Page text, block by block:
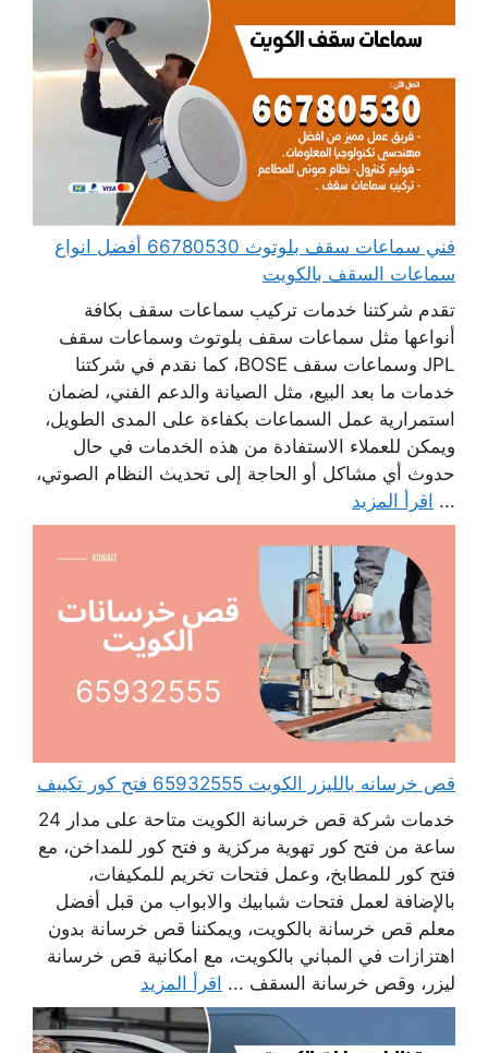
فني سماعات سقف بلوتوث 66780530 أفضل انواع
سماعات السقف بالكويت
تقدم شركتنا خدمات تركيب سماعات سقف بكافة
أنواعها مثل سماعات سقف بلوتوث وسماعات سقف
JPL وسماعات سقف BOSE، كما نقدم في شركتنا
خدمات ما بعد البيع، مثل الصيانة والدعم الفني، لضمان
استمرارية عمل السماعات بكفاءة على المدى الطويل،
ويمكن للعملاء الاستفادة من هذه الخدمات في حال
حدوث أي مشاكل أو الحاجة إلى تحديث النظام الصوتي،
... اقرأ المزيد
قص خرسانه بالليزر الكويت 65932555 فتح كور تكييف
خدمات شركة قص خرسانة الكويت متاحة على مدار 24
ساعة من فتح كور تهوية مركزية و فتح كور للمداخن، مع
فتح كور للمطابخ، وعمل فتحات تخريم للمكيفات،
بالإضافة لعمل فتحات شبابيك والابواب من قبل أفضل
معلم قص خرسانة بالكويت، ويمكننا قص خرسانة بدون
اهتزازات في المباني بالكويت، مع امكانية قص خرسانة
ليزر، وقص خرسانة السقف ... اقرأ المزيد